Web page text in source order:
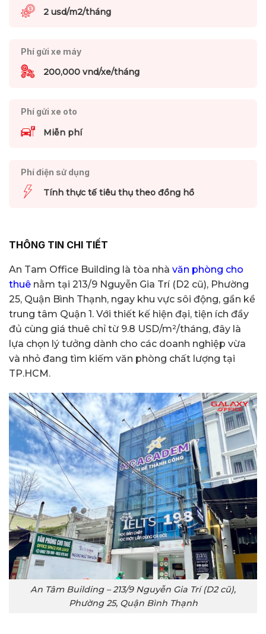
2 usd/m2/tháng
Phí gửi xe máy
200,000 vnd/xe/tháng
Phí gửi xe oto
Miễn phí
Phí điện sử dụng
Tính thực tế tiêu thụ theo đồng hồ
THÔNG TIN CHI TIẾT
An Tam Office Building là tòa nhà văn phòng cho
thuê nằm tại 213/9 Nguyễn Gia Trí (D2 cũ), Phường
25, Quận Bình Thạnh, ngay khu vực sôi động, gần kề
trung tâm Quận 1. Với thiết kế hiện đại, tiện ích đầy
đủ cùng giá thuê chỉ từ 9.8 USD/m²/tháng, đây là
lựa chọn lý tưởng dành cho các doanh nghiệp vừa
và nhỏ đang tìm kiếm văn phòng chất lượng tại
TP.HCM.
An Tâm Building – 213/9 Nguyễn Gia Trí (D2 cũ),
Phường 25, Quận Bình Thạnh